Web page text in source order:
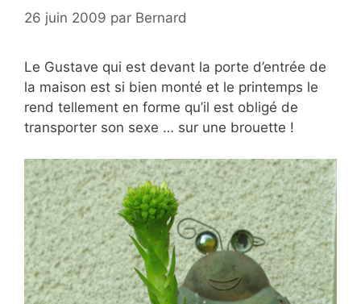
26 juin 2009 par Bernard
Le Gustave qui est devant la porte d’entrée de
la maison est si bien monté et le printemps le
rend tellement en forme qu’il est obligé de
transporter son sexe … sur une brouette !